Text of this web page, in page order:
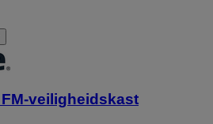
veiligheidskast